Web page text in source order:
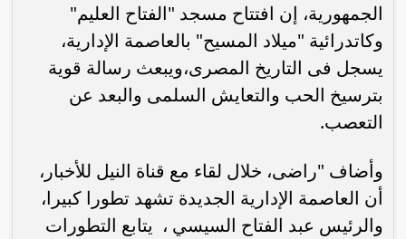
الجمهورية، إن افتتاح مسجد "الفتاح العليم"
وكاتدرائية "ميلاد المسيح" بالعاصمة الإدارية،
يسجل فى التاريخ المصرى،ويبعث رسالة قوية
بترسيخ الحب والتعايش السلمى والبعد عن
التعصب.
وأضاف "راضى، خلال لقاء مع قناة النيل للأخبار،
أن العاصمة الإدارية الجديدة تشهد تطورا كبيرا،
والرئيس عبد الفتاح السيسي ، يتابع التطورات